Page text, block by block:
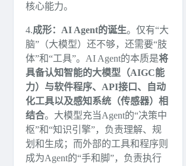
核心能力。
4.成形：AI Agent的诞生。仅有“大
脑”（大模型）还不够，还需要“肢
体”和“工具”。AI Agent的本质是将
具备认知智能的大模型（AIGC能
力）与软件程序、API接口、自动
化工具以及感知系统（传感器）相
结合。大模型充当Agent的“决策中
枢”和“知识引擎”，负责理解、规
划和生成；而外部的工具和程序则
成为Agent的“手和脚”，负责执行